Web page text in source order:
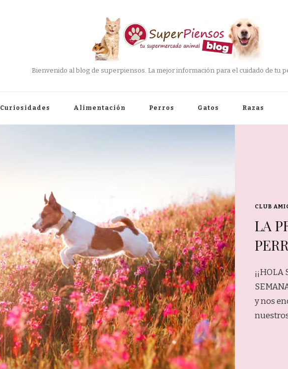
Bienvenido al blog de superpiensos. La mejor información para el cuidado de tu
Curiosidades Alimentación Perros Gatos Razas
CLUB
LA
y nos